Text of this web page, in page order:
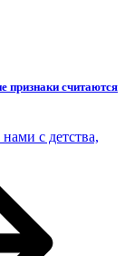
признаки считаются
с детства,